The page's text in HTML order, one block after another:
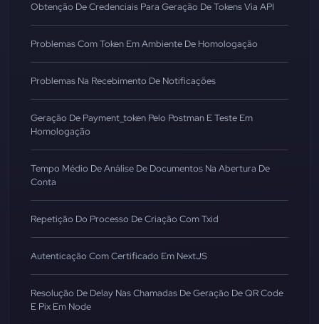
Obtenção De Credenciais Para Geração De Tokens Via API
Problemas Com Token Em Ambiente De Homologação
Problemas Na Recebimento De Notificações
Geração De Payment_token Pelo Postman E Teste Em
Homologação
Tempo Médio De Análise De Documentos Na Abertura De
Conta
Repetição Do Processo De Criação Com Txid
Autenticação Com Certificado Em NextJS
Resolução De Delay Nas Chamadas De Geração De QR Code
E Pix Em Node